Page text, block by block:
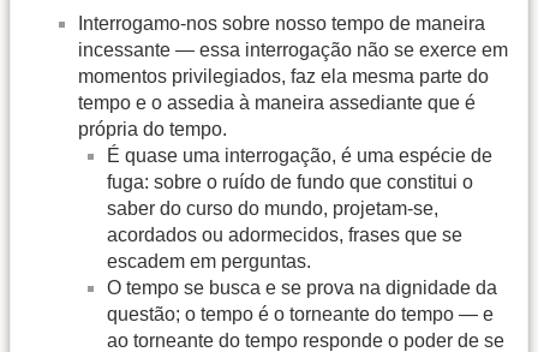
Interrogamo-nos sobre nosso tempo de maneira
incessante — essa interrogação não se exerce em
momentos privilegiados, faz ela mesma parte do
tempo e o assedia à maneira assediante que é
própria do tempo.
É quase uma interrogação, é uma espécie de
fuga: sobre o ruído de fundo que constitui o
saber do curso do mundo, projetam-se,
acordados ou adormecidos, frases que se
escadem em perguntas.
O tempo se busca e se prova na dignidade da
questão; o tempo é o torneante do tempo — e
ao torneante do tempo responde o poder de se